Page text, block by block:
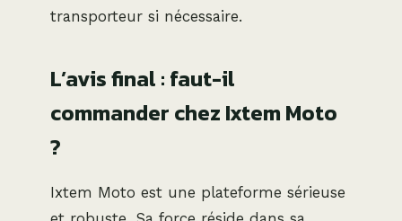
transporteur si nécessaire.
L’avis final : faut-il
commander chez Ixtem Moto
?
Ixtem Moto est une plateforme sérieuse